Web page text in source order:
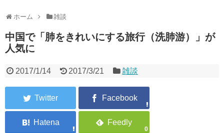
ホーム 雑談
中国で「肺をきれいにする旅行（洗肺游）」が
人気に
2017/1/14 2017/3/21 雑談
0